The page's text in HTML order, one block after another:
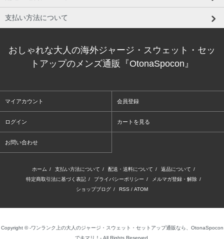
支払い方法について
おしゃれな大人の海外ジャージ・スウェット・セッ
トアップのメンズ通販『OtonaSpocon』
マイアカウント 会員登録
ログイン カートを見る
お問い合わせ
ホーム / 支払い方法について / 配送・送料について / 返品について /
特定商取引法に基づく表記 / プライバシーポリシー / メルマガ登録・解除 /
ショップブログ / RSS / ATOM
Copyright © -ワンランク上の大人のジャージ・スウェット・セットアップ通販なら、OtonaSpocon